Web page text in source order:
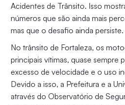
Acidentes de Trânsito. Isso
números que são ainda mais
mas que o desafio ainda persiste.
No trânsito de Fortaleza, os
principais vítimas, quase sempre
excesso de velocidade e o uso
Devido a isso, a Prefeitura e a
através do Observatório de